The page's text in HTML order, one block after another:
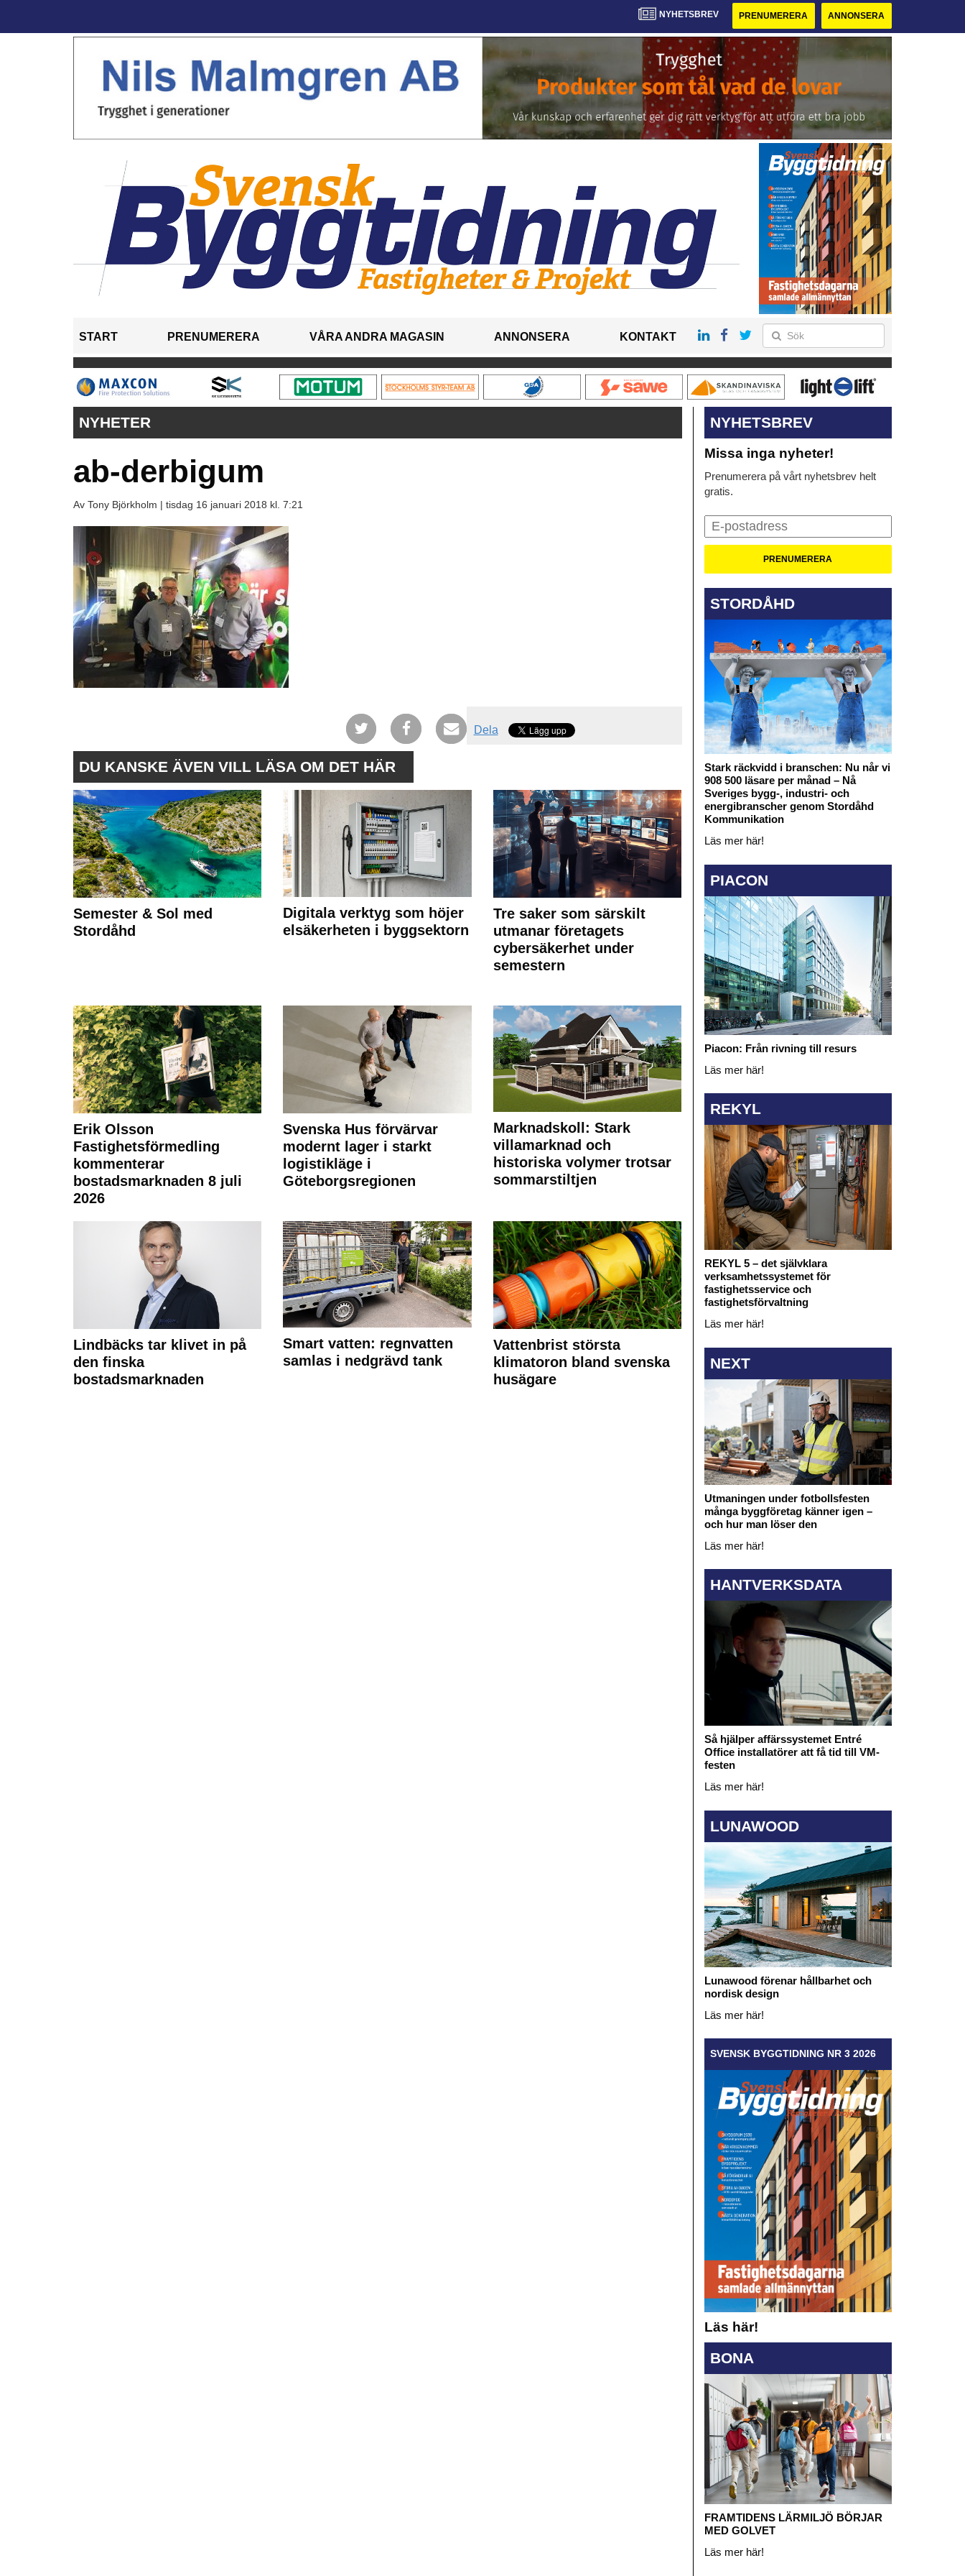
NYHETSBREV PRENUMERERA ANNONSERA
START PRENUMERERA VÅRA ANDRA MAGASIN ANNONSERA KONTAKT
NYHETER
ab-derbigum
Av Tony Björkholm | tisdag 16 januari 2018 kl. 7:21
Dela
DU KANSKE ÄVEN VILL LÄSA OM DET HÄR
Semester & Sol med
Stordåhd
Digitala verktyg som höjer
elsäkerheten i byggsektorn
Tre saker som särskilt
utmanar företagets
cybersäkerhet under
semestern
Erik Olsson
Fastighetsförmedling
kommenterar
bostadsmarknaden 8 juli
2026
Svenska Hus förvärvar
modernt lager i starkt
logistikläge i
Göteborgsregionen
Marknadskoll: Stark
villamarknad och
historiska volymer trotsar
sommarstiltjen
Lindbäcks tar klivet in på
den finska
bostadsmarknaden
Smart vatten: regnvatten
samlas i nedgrävd tank
Vattenbrist största
klimatoron bland svenska
husägare
NYHETSBREV
Missa inga nyheter!
Prenumerera på vårt nyhetsbrev helt
gratis.
STORDÅHD
Stark räckvidd i branschen: Nu når vi
908 500 läsare per månad – Nå
Sveriges bygg-, industri- och
energibranscher genom Stordåhd
Kommunikation
Läs mer här!
PIACON
Piacon: Från rivning till resurs
Läs mer här!
REKYL
REKYL 5 – det självklara
verksamhetssystemet för
fastighetsservice och
fastighetsförvaltning
Läs mer här!
NEXT
Utmaningen under fotbollsfesten
många byggföretag känner igen –
och hur man löser den
Läs mer här!
HANTVERKSDATA
Så hjälper affärssystemet Entré
Office installatörer att få tid till VM-
festen
Läs mer här!
LUNAWOOD
Lunawood förenar hållbarhet och
nordisk design
Läs mer här!
SVENSK BYGGTIDNING NR 3 2026
Läs här!
BONA
FRAMTIDENS LÄRMILJÖ BÖRJAR
MED GOLVET
Läs mer här!